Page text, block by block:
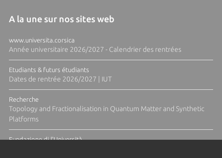
A la une sur nos sites web
www.universita.corsica
Année universitaire 2026/2027 - Calendrier des rentrées
Etudiants & futurs étudiants
Dates de rentrée 2026/2027 | IUT
Recherche
Topology and Fractionalisation in Quantum Matter and Synthetic
Platforms
Fundazione di l'Università